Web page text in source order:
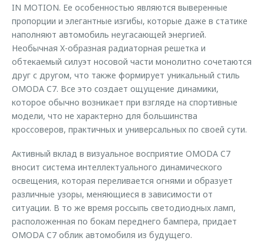
IN MOTION. Ее особенностью являются выверенные
пропорции и элегантные изгибы, которые даже в статике
наполняют автомобиль неугасающей энергией.
Необычная X-образная радиаторная решетка и
обтекаемый силуэт носовой части монолитно сочетаются
друг с другом, что также формирует уникальный стиль
OMODA C7. Все это создает ощущение динамики,
которое обычно возникает при взгляде на спортивные
модели, что не характерно для большинства
кроссоверов, практичных и универсальных по своей сути.
Активный вклад в визуальное восприятие OMODA C7
вносит система интеллектуального динамического
освещения, которая переливается огнями и образует
различные узоры, меняющиеся в зависимости от
ситуации. В то же время россыпь светодиодных ламп,
расположенная по бокам переднего бампера, придает
OMODA C7 облик автомобиля из будущего.